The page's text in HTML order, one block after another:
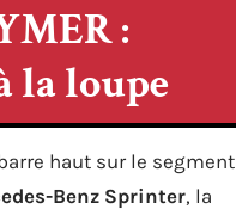
:
la loupe
haut sur le segment
Benz Sprinter, la